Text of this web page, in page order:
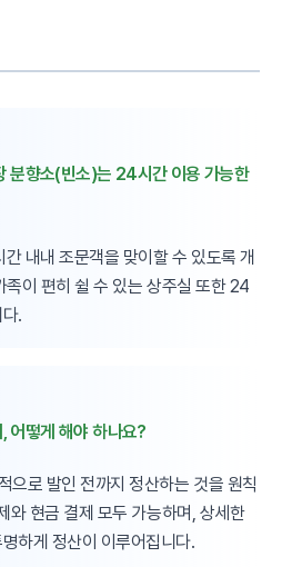
분향소(빈소)는 24시간 이용 가능한
내내 조문객을 맞이할 수 있도록 개
족이 편히 쉴 수 있는 상주실 또한 24
.
어떻게 해야 하나요?
으로 발인 전까지 정산하는 것을 원칙
와 현금 결제 모두 가능하며, 상세한
하게 정산이 이루어집니다.